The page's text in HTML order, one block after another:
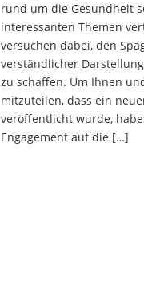
rund um die Gesundheit
interessanten Themen
versuchen dabei, den
verständlicher
zu schaffen. Um Ihnen
mitzuteilen, dass ein
veröffentlicht wurde,
Engagement auf die […]